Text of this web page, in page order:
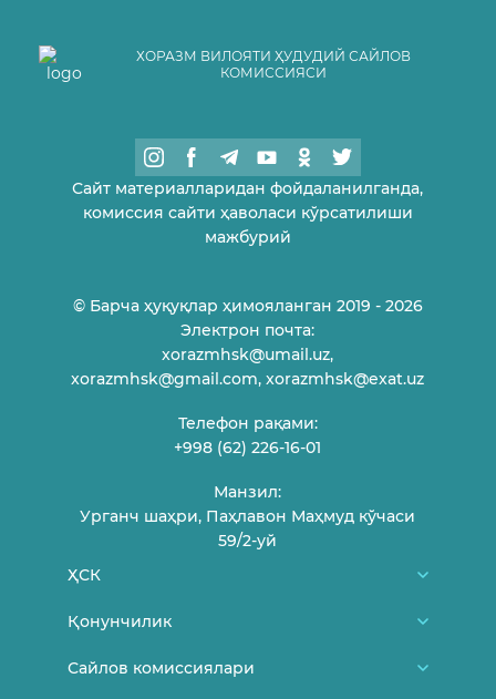
ХОРАЗМ ВИЛОЯТИ ҲУДУДИЙ САЙЛОВ
КОМИССИЯСИ
Сайт материалларидан фойдаланилганда,
комиссия сайти ҳаволаси кўрсатилиши
мажбурий
© Барча ҳуқуқлар ҳимояланган 2019 - 2026
Электрон почта:
xorazmhsk@umail.uz,
xorazmhsk@gmail.com, xorazmhsk@exat.uz
Телефон рақами:
+998 (62) 226-16-01
Манзил:
Урганч шаҳри, Паҳлавон Маҳмуд кўчаси
59/2-уй
ҲСК
Биз ҳақимизда
Қонунчилик
Ўзбекистон Республикаси Конституцияси
Сайлов комиссиялари